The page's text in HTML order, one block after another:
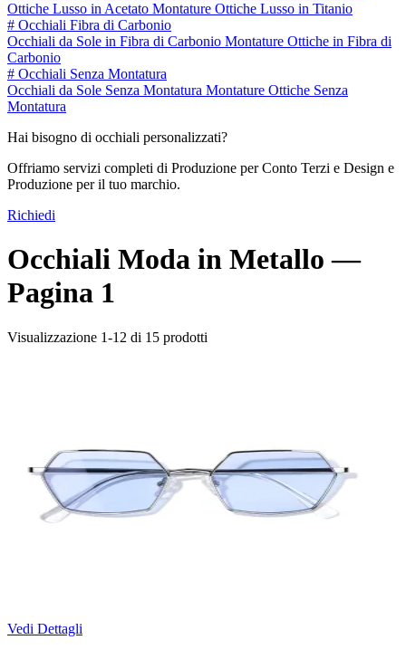
Ottiche Lusso in Acetato Montature Ottiche Lusso in Titanio
# Occhiali Fibra di Carbonio
Occhiali da Sole in Fibra di Carbonio Montature Ottiche in Fibra di
Carbonio
# Occhiali Senza Montatura
Occhiali da Sole Senza Montatura Montature Ottiche Senza
Montatura
Hai bisogno di occhiali personalizzati?
Offriamo servizi completi di Produzione per Conto Terzi e Design e
Produzione per il tuo marchio.
Richiedi
Occhiali Moda in Metallo —
Pagina 1
Visualizzazione 1-12 di 15 prodotti
Vedi Dettagli